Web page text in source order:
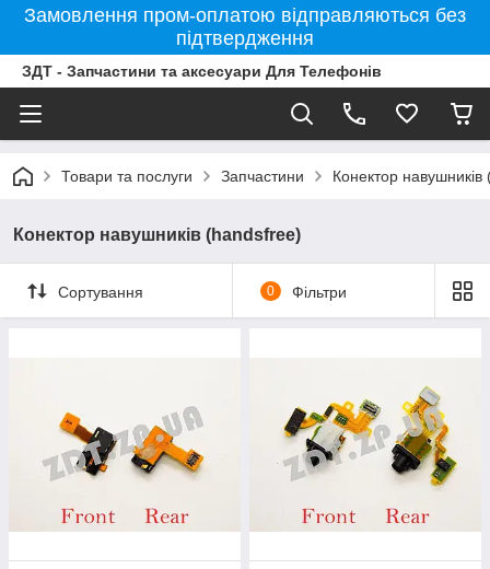
Замовлення пром-оплатою відправляються без
підтвердження
ЗДТ - Запчастини та аксесуари Для Телефонів
Товари та послуги Запчастини Конектор
Конектор навушників (handsfree)
Сортування 0 Фільтри